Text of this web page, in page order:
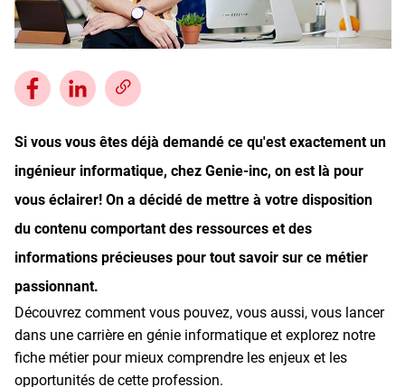
Inscrivez-vous à l'infolettre
Publiez une offre d'emploi
Si vous vous êtes déjà demandé ce qu'est exactement un
ingénieur informatique, chez Genie-inc, on est là pour
vous éclairer! On a décidé de mettre à votre disposition
du contenu comportant des ressources et des
informations précieuses pour tout savoir sur ce métier
passionnant.
Découvrez comment vous pouvez, vous aussi, vous lancer
dans une carrière en génie informatique et explorez notre
fiche métier pour mieux comprendre les enjeux et les
opportunités de cette profession.